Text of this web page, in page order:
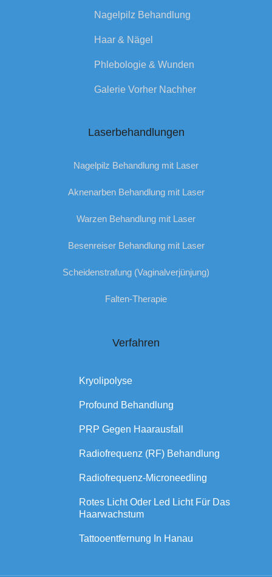
Nagelpilz Behandlung
Haar & Nägel
Phlebologie & Wunden
Galerie Vorher Nachher
Laserbehandlungen
Nagelpilz Behandlung mit Laser
Aknenarben Behandlung mit Laser
Warzen Behandlung mit Laser
Besenreiser Behandlung mit Laser
Scheidenstrafung (Vaginalverjünjung)
Falten-Therapie
Verfahren
Kryolipolyse
Profound Behandlung
PRP Gegen Haarausfall
Radiofrequenz (RF) Behandlung
Radiofrequenz-Microneedling
Rotes Licht Oder Led Licht Für Das
Haarwachstum
Tattooentfernung In Hanau